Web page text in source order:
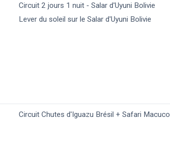
Circuit 2 jours 1 nuit - Salar d'Uyuni Bolivie
Lever du soleil sur le Salar d'Uyuni Bolivie
Circuit Chutes d'Iguazu Brésil + Safari Macuco